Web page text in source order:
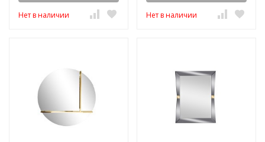
Нет в наличии Нет в наличии